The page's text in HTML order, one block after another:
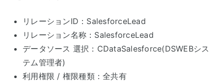
リレーションID：SalesforceLead
リレーション名称：SalesforceLead
データソース 選択：CDataSalesforce(DSWEBシス
テム管理者)
利用権限 / 権限種類：全共有